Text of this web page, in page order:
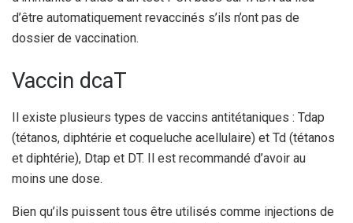
d’être automatiquement revaccinés s’ils n’ont pas de
dossier de vaccination.
Vaccin dcaT
Il existe plusieurs types de vaccins antitétaniques : Tdap
(tétanos, diphtérie et coqueluche acellulaire) et Td (tétanos
et diphtérie), Dtap et DT. Il est recommandé d’avoir au
moins une dose.
Bien qu’ils puissent tous être utilisés comme injections de